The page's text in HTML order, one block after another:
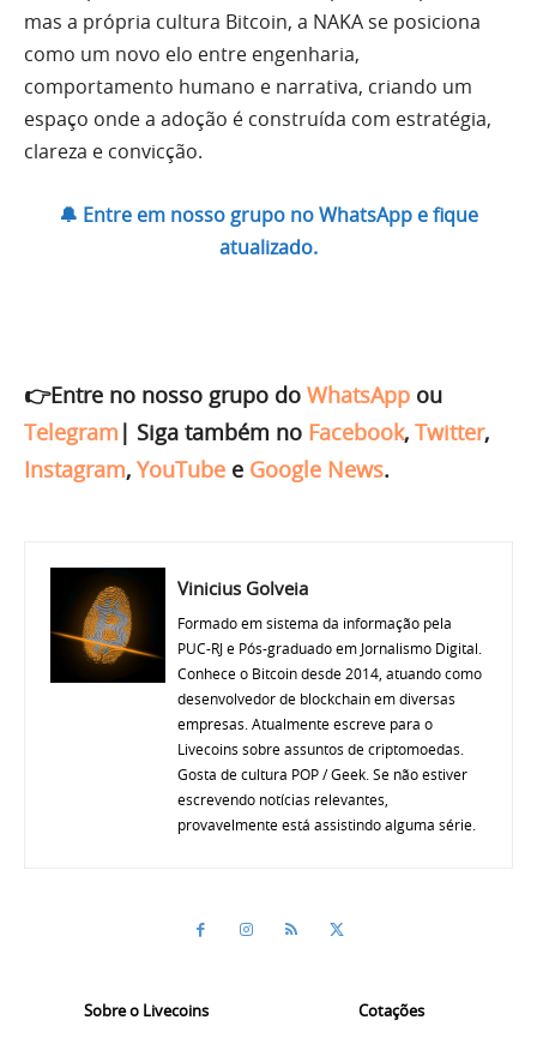
mas a própria cultura Bitcoin, a NAKA se posiciona
como um novo elo entre engenharia,
comportamento humano e narrativa, criando um
espaço onde a adoção é construída com estratégia,
clareza e convicção.
🔔 Entre em nosso grupo no WhatsApp e fique
atualizado.
👉Entre no nosso grupo do WhatsApp ou
Telegram | Siga também no Facebook, Twitter,
Instagram, YouTube e Google News.
Vinicius Golveia
Formado em sistema da informação pela
PUC-RJ e Pós-graduado em Jornalismo Digital.
Conhece o Bitcoin desde 2014, atuando como
desenvolvedor de blockchain em diversas
empresas. Atualmente escreve para o
Livecoins sobre assuntos de criptomoedas.
Gosta de cultura POP / Geek. Se não estiver
escrevendo notícias relevantes,
provavelmente está assistindo alguma série.
Sobre o Livecoins Cotações